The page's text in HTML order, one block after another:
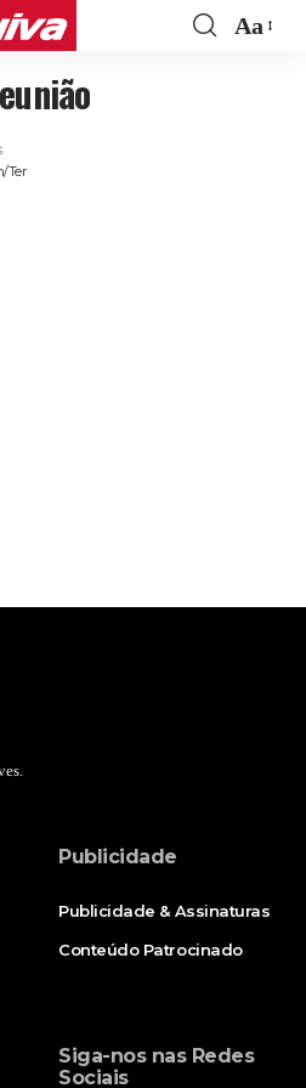
Aa
Ter
Publicidade
Publicidade & Assinaturas
Conteúdo Patrocinado
Siga-nos nas Redes
Sociais